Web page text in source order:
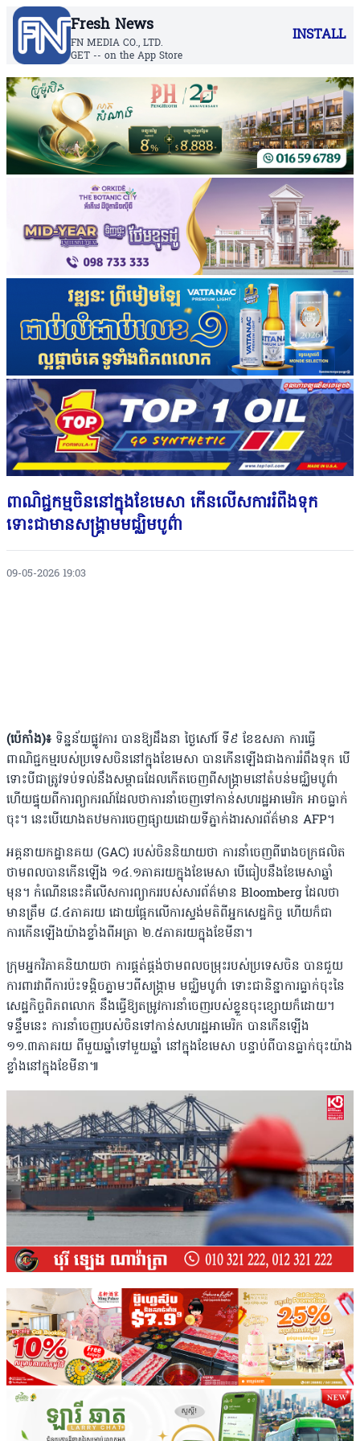
Fresh News
FN MEDIA CO., LTD.
GET -- on the App Store
INSTALL
ពាណិជ្ជកម្មចិននៅក្នុងខែមេសា កេីនលេីសការរំពឹងទុក
ទោះជាមានសង្រ្គាមមជ្ឈិមបូព៌ា
09-05-2026 19:03
(ប៉េកាំង)៖ ទិន្នន័យផ្លូវការ បានឱ្យដឹងនា ថ្ងៃសៅរ៍ ទី៩ ខែឧសភា ការធ្វេី
ពាណិជ្ជកម្មរបស់ប្រទេសចិននៅក្នុងខែមេសា បានកើនឡើងជាងការរំពឹងទុក បេី
ទោះបីជាត្រូវទប់ទល់នឹងសម្ពាធដែលកេីតចេញពីសង្រ្គាមនៅតំបន់មជ្ឈិមបូព៌ា
ហេីយផ្ទុយពីការព្យាករណ៍ដែលថាការនាំចេញទៅកាន់សហរដ្ឋអាមេរិក អាចធ្លាក់
ចុះ។ នេះបេីយោងតឋមការចេញផ្សាយដោយទីភ្នាក់ងារសារព័ត៌មាន AFP។
អគ្គនាយកដ្ឋានគយ (GAC) របស់ចិននិយាយថា ការនាំចេញពីរោងចក្រផលិត
ថាមពលបានកើនឡើង ១៤.១ភាគរយក្នុងខែមេសា បើធៀបនឹងខែមេសាឆ្នាំ
មុន។ កំណើននេះគឺលើសការព្យាកររបស់សារព័ត៌មាន Bloomberg ដែលថា
មានត្រឹម ៨.៤ភាគរយ ដោយផ្អែកលើការស្ទង់មតិពីអ្នកសេដ្ឋកិច្ច ហើយក៏ជា
ការកើនឡើងយ៉ាងខ្លាំងពីអត្រា ២.៥ភាគរយក្នុងខែមីនា។
ក្រុមអ្នកវិភាគនិយាយថា ការផ្គត់ផ្គង់ថាមពលចម្រុះរបស់ប្រទេសចិន បានជួយ
ការពារវាពីការប៉ះទង្គិចភ្លាមៗពីសង្រ្គាម មជ្ឈិមបូព៌ា ទោះជានិន្នាការធ្លាក់ចុះនៃ
សេដ្ឋកិច្ចពិភពលោក នឹងធ្វើឱ្យតម្រូវការនាំចេញរបស់ខ្លួនចុះខ្សោយក៏ដោយ។
ទន្ទឹមនេះ ការនាំចេញរបស់ចិនទៅកាន់សហរដ្ឋអាមេរិក បានកើនឡើង
១១.៣ភាគរយ ពីមួយឆ្នាំទៅមួយឆ្នាំ នៅក្នុងខែមេសា បន្ទាប់ពីបានធ្លាក់ចុះយ៉ាង
ខ្លាំងនៅក្នុងខែមីនា៕